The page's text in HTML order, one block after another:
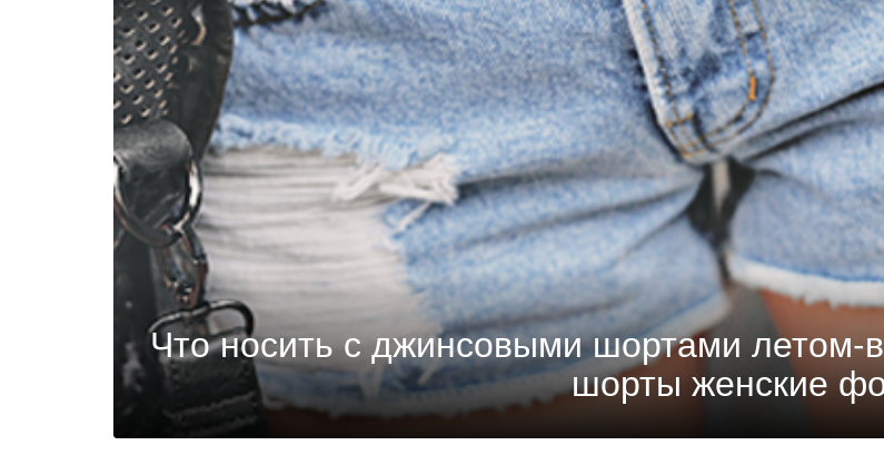
Что носить с джинсовыми шортами
шорты женские